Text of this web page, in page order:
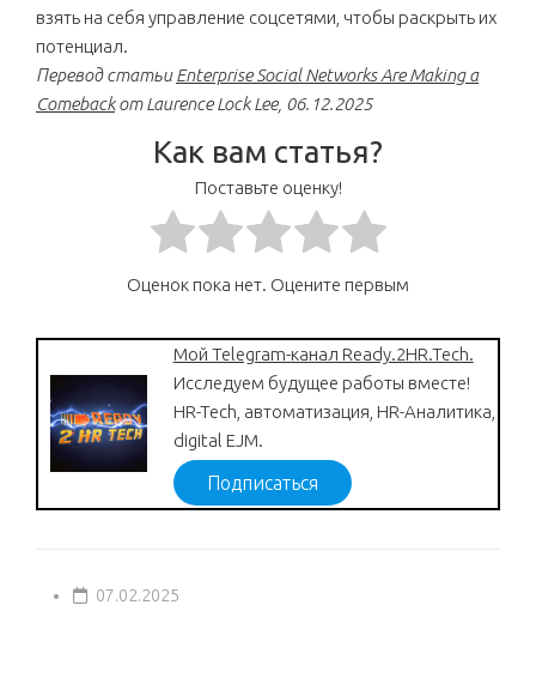
взять на себя управление соцсетями, чтобы раскрыть их
потенциал.
Перевод статьиEnterprise Social Networks Are Making a
Comebackот Laurence Lock Lee, 06.12.2025
Как вам статья?
Поставьте оценку!
Оценок пока нет. Оцените первым
Мой Telegram-канал Ready.2HR.Tech.
Исследуем будущее работы вместе!
HR-Tech, автоматизация, HR-Аналитика,
digital EJM.
Подписаться
07.02.2025